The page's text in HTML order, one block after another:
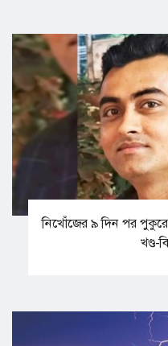
নিখোঁজের ৯ দিন পর
খণ্ড-